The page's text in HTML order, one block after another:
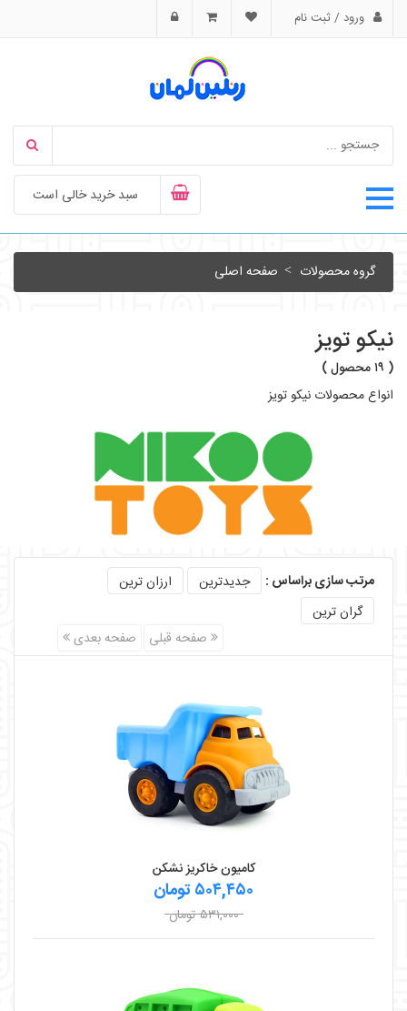
ورود / ثبت نام
سبد خرید خالی است
گروه محصولات صفحه اصلی
نیکو تویز
( ۱۹ محصول )
انواع محصولات نیکو تویز
مرتب سازی براساس : جدیدترین
ارزان ترین
گران ترین
صفحه قبلی
صفحه بعدی
کامیون خاکریز نشکن
۵۰۴,۴۵۰ تومان
۵۳۱,۰۰۰ تومان